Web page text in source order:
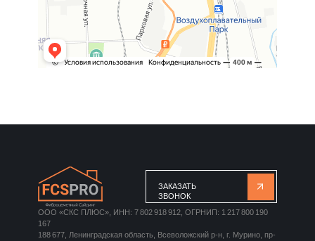
ЗАКАЗАТЬ
ЗВОНОК
ООО «СКС ПЛЮС», ИНН: 7 802 918 912, ОГРНИП: 1 217 800 190
167
188 677, Ленинградская область, Всеволожский р-н, г. Мурино, пр-